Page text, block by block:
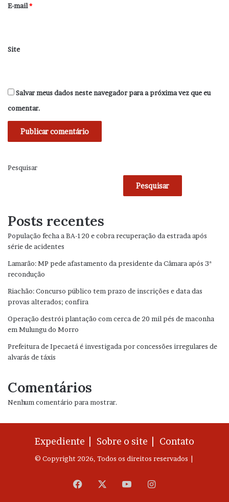
*
E-mail*
Site
Salvar meus dados neste navegador para a próxima vez que eu
comentar.
Pesquisar
Pesquisar
Posts recentes
População fecha a BA-120 e cobra recuperação da estrada após
série de acidentes
Lamarão: MP pede afastamento da presidente da Câmara após 3ª
recondução
Riachão: Concurso público tem prazo de inscrições e data das
provas alterados; confira
Operação destrói plantação com cerca de 20 mil pés de maconha
em Mulungu do Morro
Prefeitura de Ipecaetá é investigada por concessões irregulares de
alvarás de táxis
Comentários
Nenhum comentário para mostrar.
Expediente | Sobre o site | Contato
© Copyright 2026, Todos os direitos reservados |
Facebook YouTubeInstagram